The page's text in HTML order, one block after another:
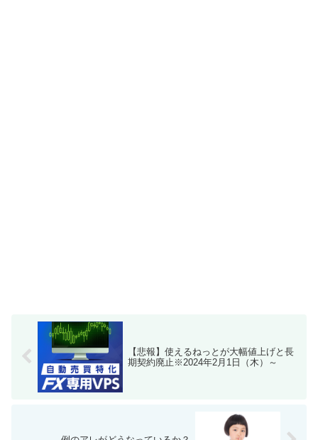
【悲報】使えるねっとが大幅値上げと長
期契約廃止※2024年2月1日（木）～